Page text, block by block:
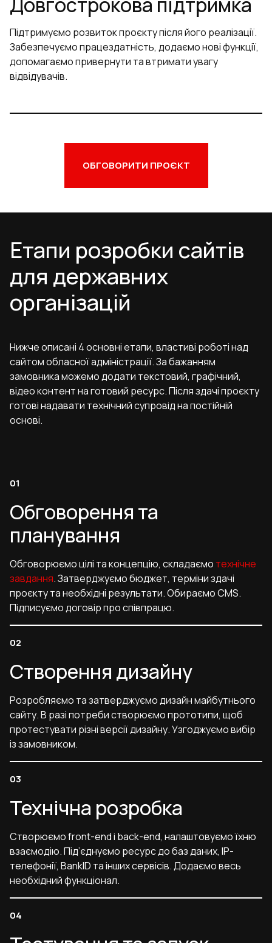
ОБГОВОРИТИ ПРОЄКТ
Підтримуємо розвиток проєктупісля його реалізації.
Забезпечуємо працездатність, додаємо нові функції,
допомагаємо привернути та втримати увагу
відвідувачів.
Етапи розробки сайтів
для державних
організацій
Нижче описані 4 основні етапи, властиві роботі над
сайтом обласної адміністрації. За бажанням
замовника можемо додати текстовий, графічний,
відео контент на готовий ресурс. Після здачі проєкту
готові надавати технічний супровід на постійній
основі.
Обговорення та
планування
Обговорюємо цілі та концепцію, складаємо технічне
завдання. Затверджуємо бюджет, терміни здачі
проєкту та необхідні результати. Обираємо CMS.
Підписуємо договір про співпрацю.
Створення дизайну
Розробляємо та затверджуємо дизайн майбутнього
сайту. В разі потреби створюємо прототипи, щоб
протестувати різні версії дизайну. Узгоджуємо вибір
із замовником.
Технічна розробка
Створюємо front-end і back-end, налаштовуємо їхню
взаємодію. Під’єднуємо ресурс до баз даних, IP-
телефонії, BankID та інших сервісів. Додаємо весь
необхідний функціонал.